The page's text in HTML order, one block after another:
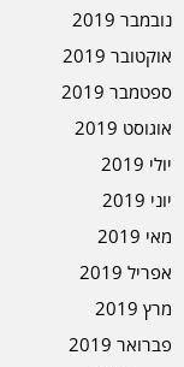
נובמבר 2019
אוקטובר 2019
ספטמבר 2019
אוגוסט 2019
יולי 2019
יוני 2019
מאי 2019
אפריל 2019
מרץ 2019
פברואר 2019